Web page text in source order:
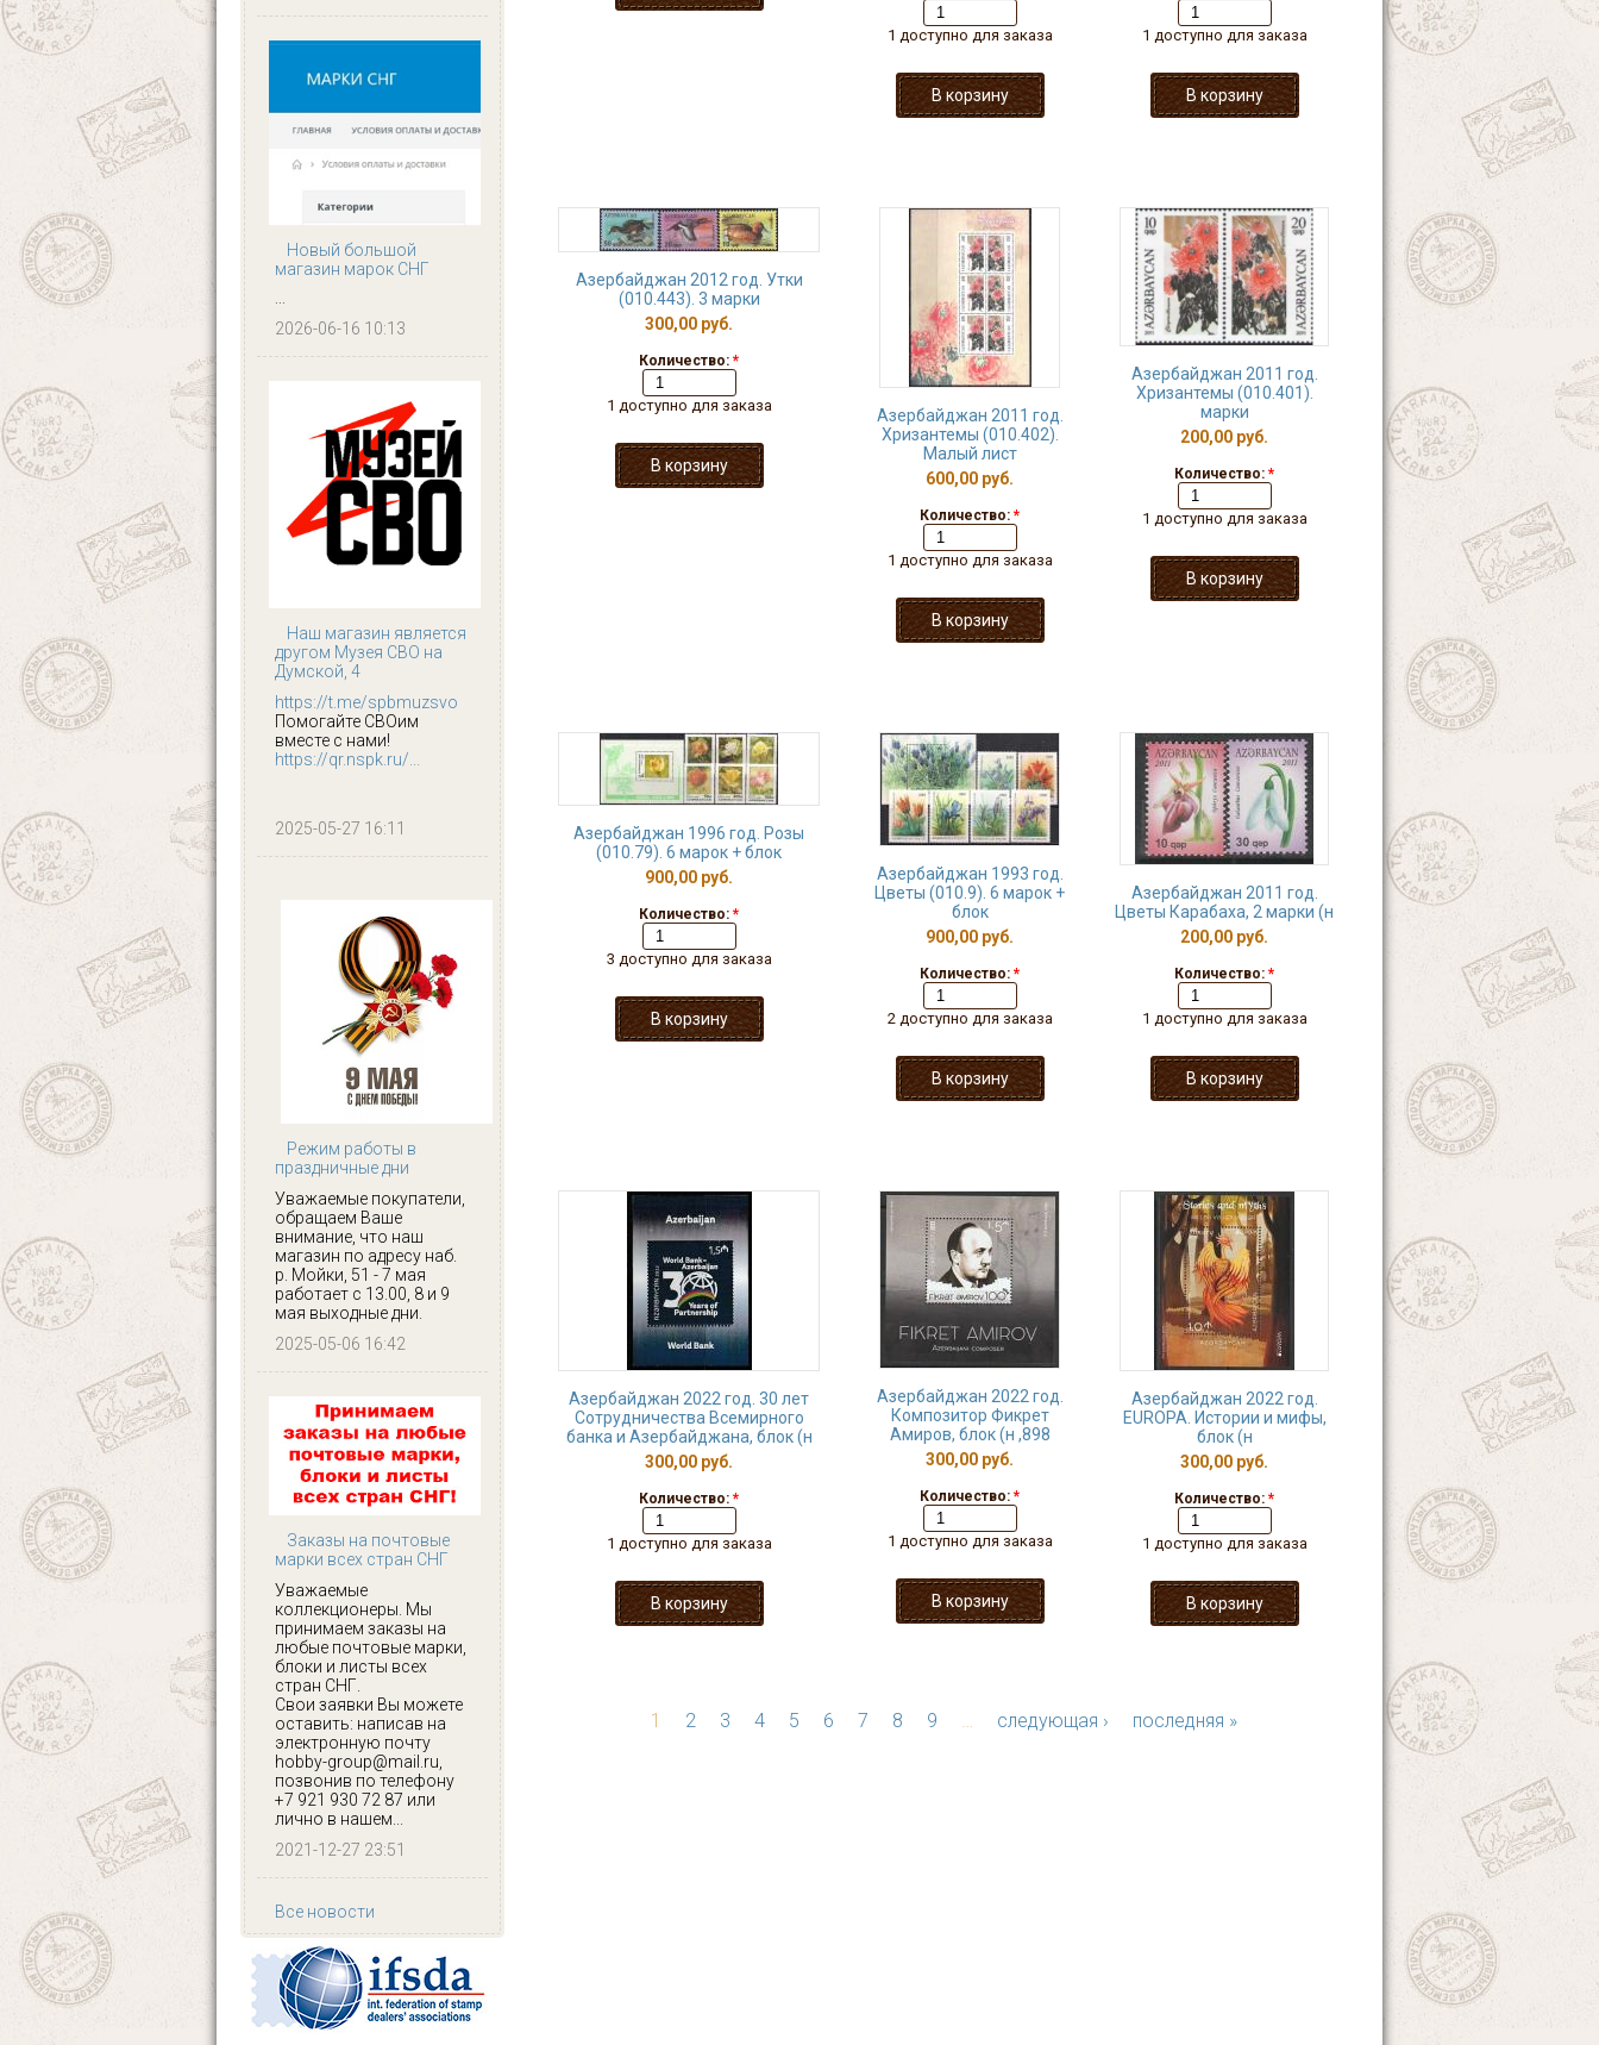
Новый большой
магазин марок СНГ
...
2026-06-16 10:13
Наш магазин является
другом Музея СВО на
Думской, 4
https://t.me/spbmuzsvo
Помогайте СВОим
вместе с нами!
https://qr.nspk.ru/...
2025-05-27 16:11
Режим работы в
праздничные дни
Уважаемые покупатели,
обращаем Ваше
внимание, что наш
магазин по адресу наб.
р. Мойки, 51 - 7 мая
работает с 13.00, 8 и 9
мая выходные дни.
2025-05-06 16:42
Заказы на почтовые
марки всех стран СНГ
Уважаемые
коллекционеры. Мы
принимаем заказы на
любые почтовые марки,
блоки и листы всех
стран СНГ.
Свои заявки Вы можете
оставить: написав на
электронную почту
hobby-group@mail.ru,
позвонив по телефону
+7 921 930 72 87 или
лично в нашем...
2021-12-27 23:51
Все новости
1 доступно для заказа 1 доступно для заказа
Азербайджан 2012 год. Утки
(010.443). 3 марки
300,00 руб.
Количество: *
1 доступно для заказа
Азербайджан 2011 год.
Хризантемы (010.402).
Малый лист
600,00 руб.
Количество: *
1 доступно для заказа
Азербайджан 2011 год.
Хризантемы (010.401).
марки
200,00 руб.
Количество: *
1 доступно для заказа
Азербайджан 1996 год. Розы
(010.79). 6 марок + блок
900,00 руб.
Количество: *
3 доступно для заказа
Азербайджан 1993 год.
Цветы (010.9). 6 марок +
блок
900,00 руб.
Количество: *
2 доступно для заказа
Азербайджан 2011 год.
Цветы Карабаха, 2 марки (н
200,00 руб.
Количество: *
1 доступно для заказа
Азербайджан 2022 год. 30 лет
Сотрудничества Всемирного
банка и Азербайджана, блок (н
300,00 руб.
Количество: *
1 доступно для заказа
Азербайджан 2022 год.
Композитор Фикрет
Амиров, блок (н ,898
300,00 руб.
Количество: *
1 доступно для заказа
Азербайджан 2022 год.
EUROPA. Истории и мифы,
блок (н
300,00 руб.
Количество: *
1 доступно для заказа
1 2 3 4 5 6 7 8 9 … следующая › последняя »